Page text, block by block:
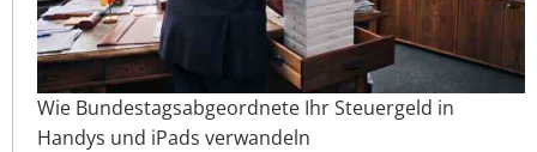
Wie Bundestagsabgeordnete Ihr Steuergeld in
Handys und iPads verwandeln